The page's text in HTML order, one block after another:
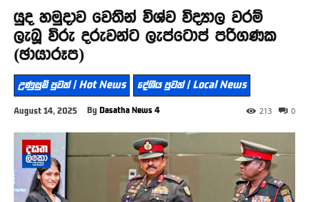
යුද හමුදාව වෙතින් විශ්ව විද්‍යාල වරම්
ලැබූ විරු දරුවන්ට ලැප්ටොප් පරිගණක
(ඡායාරූප)
උණුසුම් පුවත් | Hot News දේශීය පුවත් | Local News
August 14, 2025 By Dasatha News 4 0
213